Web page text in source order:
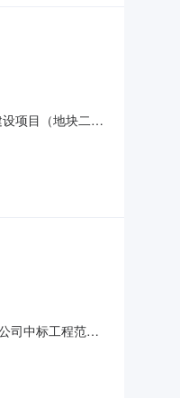
项目（地块二土
市政
司中标工程范围
公司投标报价